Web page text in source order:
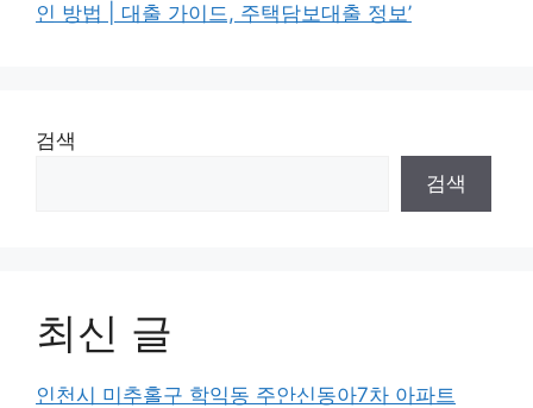
인 방법 | 대출 가이드, 주택담보대출 정보’
검색
검색
최신 글
인천시 미추홀구 학익동 주안신동아7차 아파트